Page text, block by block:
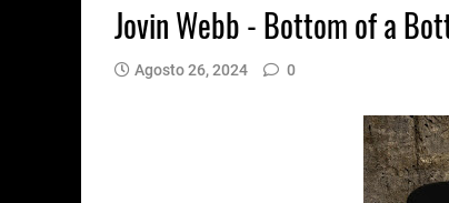
Jovin Webb - Bottom of a
Agosto 26, 2024 0